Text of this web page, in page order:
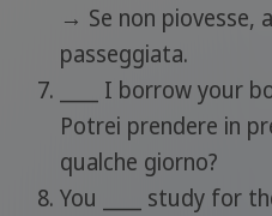
→ Se non piovesse,
passeggiata.
____ I borrow your
Potrei prendere in
qualche giorno?
You ____ study for